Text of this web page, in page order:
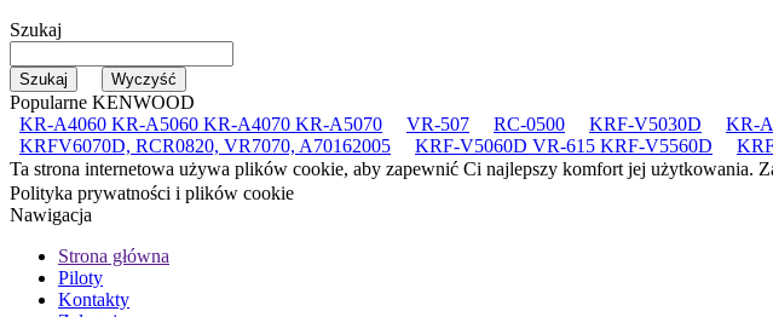
Szukaj
Popularne KENWOOD
KR-A4060 KR-A5060 KR-A4070 KR-A5070
VR-507 RC-0500 KRF-V5030D KR-
KRFV6070D, RCR0820, VR7070, A70162005
KRF-V5060D VR-615 KRF-V5560D
Ta strona internetowa używa plików cookie, aby zapewnić Ci najlepszy komfort jej użytkowania.
Polityka prywatności i plików cookie
Nawigacja
Strona główna
Piloty
Kontakty